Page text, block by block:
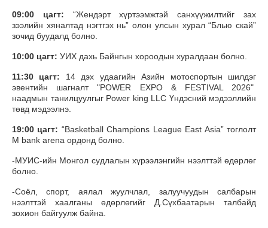
09:00 цагт: “Жендэрт хүртээмжтэй санхүүжилтийг зах
зээлийн хяналтад нэгтгэх нь” олон улсын хурал “Блью скай”
зочид буудалд болно.
10:00 цагт: УИХ дахь Байнгын хороодын хуралдаан болно.
11:30 цагт: 14 дэх удаагийн Азийн мотоспортын шилдэг
эвентийн шагналт "POWER EXPO & FESTIVAL 2026"
наадмын танилцуулгыг Power king LLC Үндэсний мэдээллийн
төвд мэдээлнэ.
19:00 цагт: “Basketball Champions League East Asia” тоглолт
M bank arena ордонд болно.
-МУИС-ийн Монгол судлалын хүрээлэнгийн нээлттэй өдөрлөг
болно.
-Соёл, спорт, аялал жуулчлал, залуучуудын салбарын
нээлттэй хаалганы өдөрлөгийг Д.Сүхбаатарын талбайд
зохион байгуулж байна.